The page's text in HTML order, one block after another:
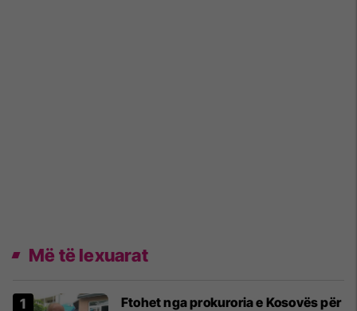
Më të lexuarat
Ftohet nga prokuroria e Kosovës për